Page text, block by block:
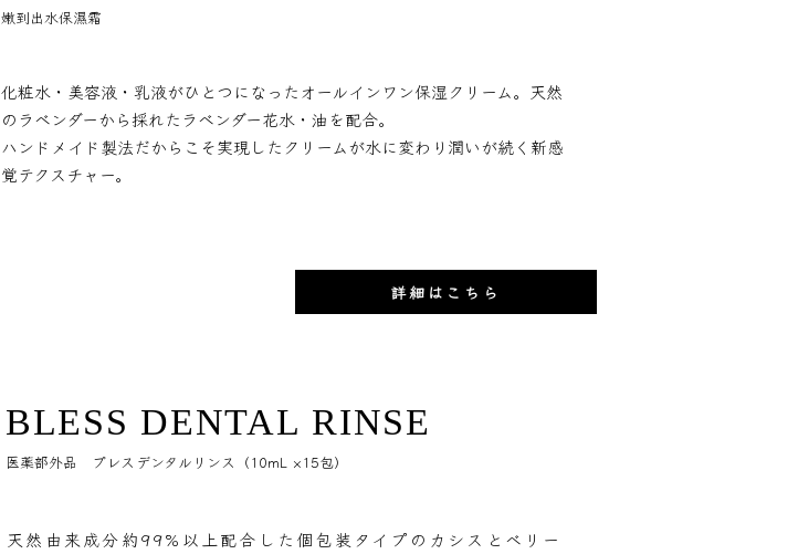
嫩到出水保濕霜
化粧水・美容液・乳液がひとつになったオールインワン保湿クリーム。天然
のラベンダーから採れたラベンダー花水・油を配合。
ハンドメイド製法だからこそ実現したクリームが水に変わり潤いが続く新感
覚テクスチャー。
詳細はこちら
BLESS DENTAL RINSE
医薬部外品 ブレスデンタルリンス（10mL ×15包）
天然由来成分約99%以上配合した個包装タイプのカシスとベリー